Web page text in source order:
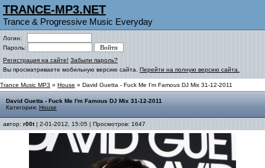
TRANCE-MP3.NET
Trance & Progressive Music Everyday
Логин:
Пароль:
Регистрация на сайте! Забыли пароль?
Вы просматриваете мобильную версию сайта. Перейти на полную версию сайта.
Trance Music MP3 » House » David Guetta - Fuck Me I'm Famous DJ Mix 31-12-2011
David Guetta - Fuck Me I'm Famous DJ Mix 31-12-2011
Категория: House
автор: r00t| 2-01-2012, 15:05 | Просмотров: 1647